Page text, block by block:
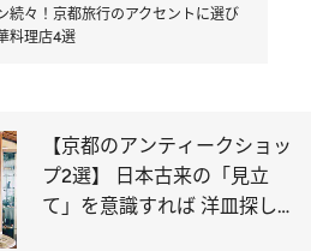
続々！京都旅行のアクセントに選び
料理店4選
【京都のアンティークショッ
プ2選】 日本古来の「見立
て」を意識すれば 洋皿探し